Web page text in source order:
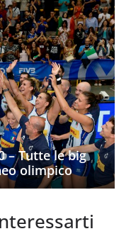
– Tutte le big
olimpico